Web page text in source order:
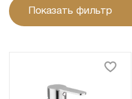
Показать фильтр